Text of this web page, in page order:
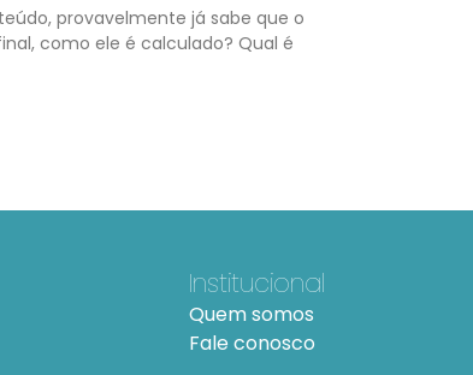
provavelmente já sabe que o
como ele é calculado? Qual é
Institucional
Quem somos
Fale conosco